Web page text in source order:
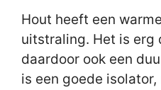
Hout heeft een
uitstraling. Het is erg
daardoor ook een
is een goede